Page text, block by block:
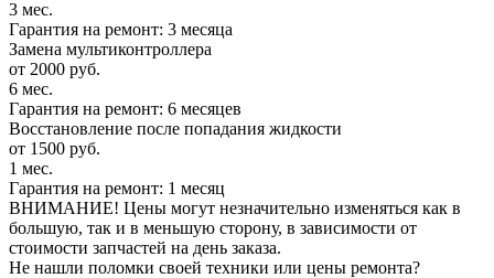
3 мес.
Гарантия на ремонт: 3 месяца
Замена мультиконтроллера
от 2000 руб.
6 мес.
Гарантия на ремонт: 6 месяцев
Восстановление после попадания жидкости
от 1500 руб.
1 мес.
Гарантия на ремонт: 1 месяц
ВНИМАНИЕ! Цены могут незначительно изменяться как в
большую, так и в меньшую сторону, в зависимости от
стоимости запчастей на день заказа.
Не нашли поломки своей техники или цены ремонта?